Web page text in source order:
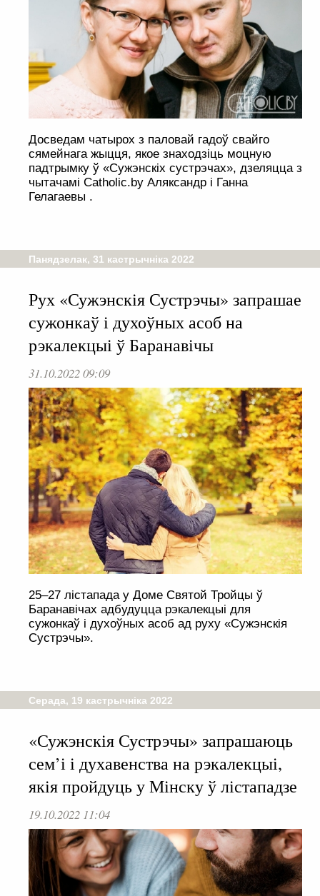
Досведам чатырох з паловай гадоў свайго
сямейнага жыцця, якое знаходзіць моцную
падтрымку ў «Сужэнскіх сустрэчах», дзеляцца з
чытачамі Catholic.by Аляксандр і Ганна
Гелагаевы .
Панядзелак, 31 кастрычніка 2022
Рух «Сужэнскія Сустрэчы» запрашае
сужонкаў і духоўных асоб на
рэкалекцыі ў Баранавічы
31.10.2022 09:09
25–27 лістапада у Доме Святой Тройцы ў
Баранавічах адбудуцца рэкалекцыі для
сужонкаў і духоўных асоб ад руху «Сужэнскія
Сустрэчы».
Серада, 19 кастрычніка 2022
«Сужэнскія Сустрэчы» запрашаюць
сем’і і духавенства на рэкалекцыі,
якія пройдуць у Мінску ў лістападзе
19.10.2022 11:04